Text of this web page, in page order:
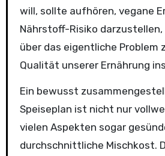
will, sollte aufhören, vegane
Nährstoff-Risiko
über das eigentliche Problem
Qualität unserer Ernährung
Ein bewusst
Speiseplan ist nicht nur
vielen Aspekten sogar
durchschnittliche Mischkost.